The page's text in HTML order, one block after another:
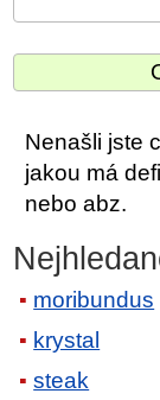
Nenašli jste
jakou má
nebo abz.
moribundus
krystal
steak